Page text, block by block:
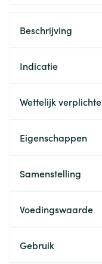
Beschrijving
Indicatie
Wettelijk
Eigenschappen
Samenstelling
Voedingswaarde
Gebruik